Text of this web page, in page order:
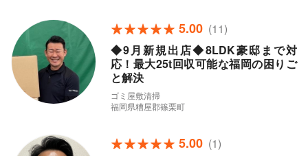
5.00 (11)
◆9月新規出店◆8LDK豪邸まで対
応！最大25t回収可能な福岡の困りご
と解決
ゴミ屋敷清掃
福岡県糟屋郡篠栗町
5.00 (1)